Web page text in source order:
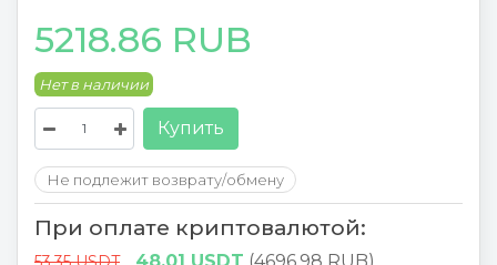
5218.86 RUB
Нет в наличии
Купить
Не подлежит возврату/обмену
При оплате криптовалютой:
48.01 USDT (4696.98 RUB)